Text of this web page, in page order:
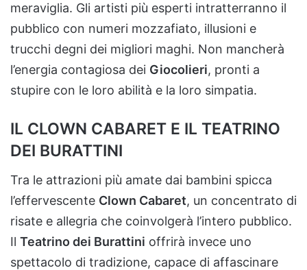
meraviglia. Gli artisti più esperti intratterranno il
pubblico con numeri mozzafiato, illusioni e
trucchi degni dei migliori maghi. Non mancherà
l’energia contagiosa dei Giocolieri, pronti a
stupire con le loro abilità e la loro simpatia.
IL CLOWN CABARET E IL TEATRINO
DEI BURATTINI
Tra le attrazioni più amate dai bambini spicca
l’effervescente Clown Cabaret, un concentrato di
risate e allegria che coinvolgerà l’intero pubblico.
Il Teatrino dei Burattini offrirà invece uno
spettacolo di tradizione, capace di affascinare